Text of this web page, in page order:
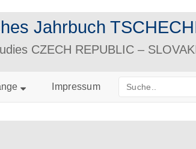
Jahrbuch
CZECH REPUBLIC –
Impressum